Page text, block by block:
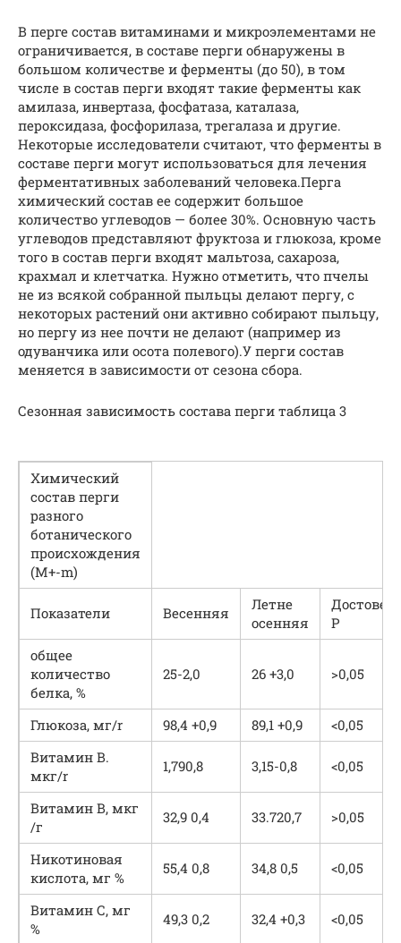
В перге состав витаминами и микроэлементами не
ограничивается, в составе перги обнаружены в
большом количестве и ферменты (до 50), в том
числе в состав перги входят такие ферменты как
амилаза, инвертаза, фосфатаза, каталаза,
пероксидаза, фосфорилаза, трегалаза и другие.
Некоторые исследователи считают, что ферменты в
составе перги могут использоваться для лечения
ферментативных заболеваний человека.Перга
химический состав ее содержит большое
количество углеводов — более 30%. Основную часть
углеводов представляют фруктоза и глюкоза, кроме
того в состав перги входят мальтоза, сахароза,
крахмал и клетчатка. Нужно отметить, что пчелы
не из всякой собранной пыльцы делают пергу, с
некоторых растений они активно собирают пыльцу,
но пергу из нее почти не делают (например из
одуванчика или осота полевого).У перги состав
меняется в зависимости от сезона сбора.
Сезонная зависимость состава перги таблица 3
Химический
состав перги
разного
ботанического
происхождения
(М+-m)
Показатели Весенняя
Летне
осенняя
Р
общее
количество
белка, %
25-2,0 26 +3,0 >0,05
Глюкоза, мг/r 98,4 +0,9 89,1 +0,9
<0,05
Витамин B.
мкг/r
1,790,8 3,15-0,8 <0,05
Витамин В, мкг
/г
32,9 0,4 33.720,7 >0,05
Никотиновая
кислота, мг %
55,4 0,8 34,8 0,5 <0,05
Витамин С, мг
%
49,3 0,2 32,4 +0,3 <0,05